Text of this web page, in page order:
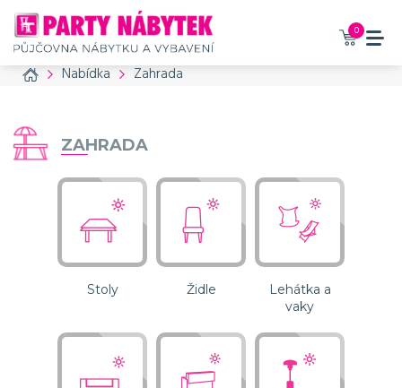
0
Home Nabídka Zahrada
ZAHRADA
Stoly Židle
Lehátka a
vaky
Vaše zboží bylo přidáno do
košíku
Příslušenství, které
doporučujeme také
objednat
č. produktu: 7
Židle Victoria
průhledná
149 Kč / den bez DPH
180 Kč / den s DPH